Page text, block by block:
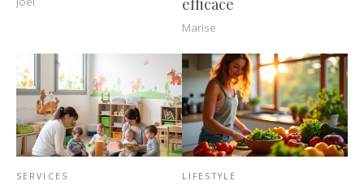
efficace
Marise
SERVICES LIFESTYLE